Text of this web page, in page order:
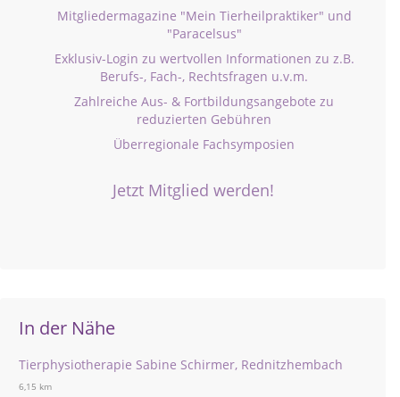
Mitgliedermagazine "Mein Tierheilpraktiker" und
"Paracelsus"
Exklusiv-Login zu wertvollen Informationen zu z.B.
Berufs-, Fach-, Rechtsfragen u.v.m.
Zahlreiche Aus- & Fortbildungsangebote zu
reduzierten Gebühren
Überregionale Fachsymposien
Jetzt Mitglied werden!
In der Nähe
Tierphysiotherapie Sabine Schirmer, Rednitzhembach
6,15 km